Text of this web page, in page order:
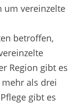
um vereinzelte
betroffen,
Region gibt es
als drei
gibt es